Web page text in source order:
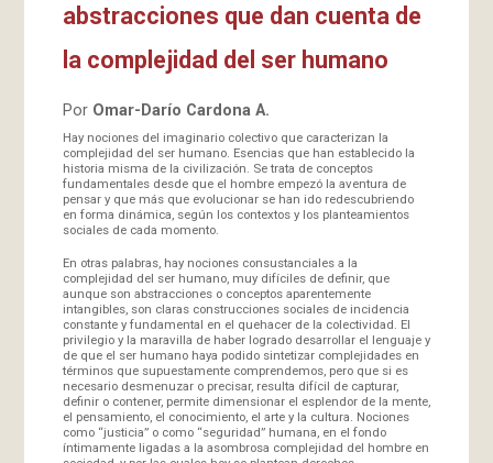
abstracciones que dan cuenta de
la complejidad del ser humano
Por Omar-Darío Cardona A.
Hay nociones del imaginario colectivo que caracterizan la
complejidad del ser humano. Esencias que han establecido la
historia misma de la civilización. Se trata de conceptos
fundamentales desde que el hombre empezó la aventura de
pensar y que más que evolucionar se han ido redescubriendo
en forma dinámica, según los contextos y los planteamientos
sociales de cada momento.
En otras palabras, hay nociones consustanciales a la
complejidad del ser humano, muy difíciles de definir, que
aunque son abstracciones o conceptos aparentemente
intangibles, son claras construcciones sociales de incidencia
constante y fundamental en el quehacer de la colectividad. El
privilegio y la maravilla de haber logrado desarrollar el lenguaje y
de que el ser humano haya podido sintetizar complejidades en
términos que supuestamente comprendemos, pero que si es
necesario desmenuzar o precisar, resulta difícil de capturar,
definir o contener, permite dimensionar el esplendor de la mente,
el pensamiento, el conocimiento, el arte y la cultura. Nociones
como “justicia” o como “seguridad” humana, en el fondo
íntimamente ligadas a la asombrosa complejidad del hombre en